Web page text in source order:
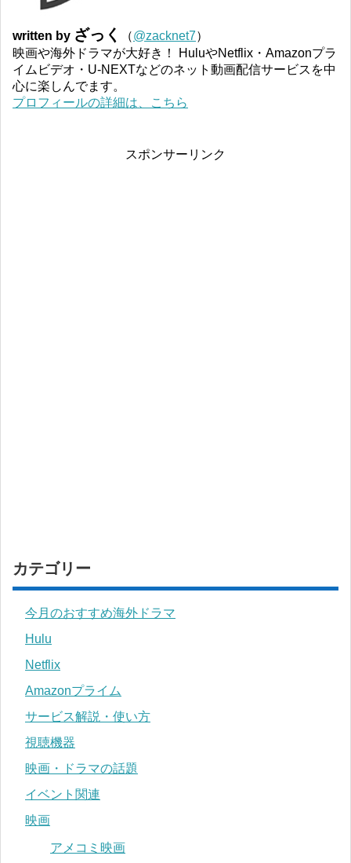
written by ざっく （@zacknet7）
映画や海外ドラマが大好き！ HuluやNetflix・Amazonプラ
イムビデオ・U-NEXTなどのネット動画配信サービスを中
心に楽しんでます。
プロフィールの詳細は、こちら
スポンサーリンク
カテゴリー
今月のおすすめ海外ドラマ
Hulu
Netflix
Amazonプライム
サービス解説・使い方
視聴機器
映画・ドラマの話題
イベント関連
映画
アメコミ映画